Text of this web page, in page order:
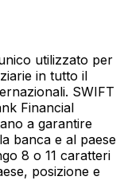
utilizzato per
in tutto il
SWIFT
Financial
a garantire
banca e al paese
8 o 11 caratteri
posizione e